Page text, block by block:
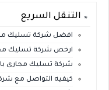
التنقل السريع
افضل شركة تسليك
ارخص شركة تسليك
شركة تسليك مجارى
كيفيه التواصل مع